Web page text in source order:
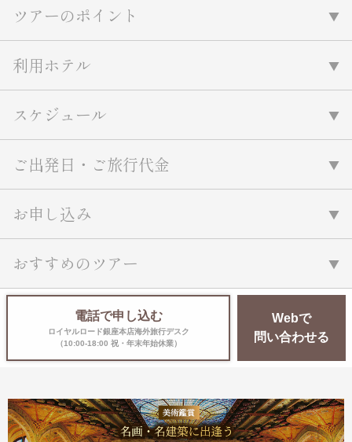
1名様からの旅
航空）
ツアーのポイント
利用ホテル
スケジュール
ご出発日・ご旅行代金
お申し込み
おすすめのツアー
電話で申し込む
ロイヤルロード銀座本店海外旅行デスク
（10:00-18:00 祝・年末年始休業）
Webで
問い合わせる